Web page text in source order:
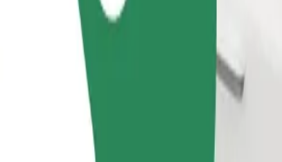
tamaño medio.